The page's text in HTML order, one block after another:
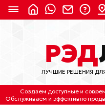
8 (800)
Мск)
(4212)
РЭД
ЛУЧШИЕ РЕШЕНИЯ
Создаем доступные и
Обслуживаем и эффективно